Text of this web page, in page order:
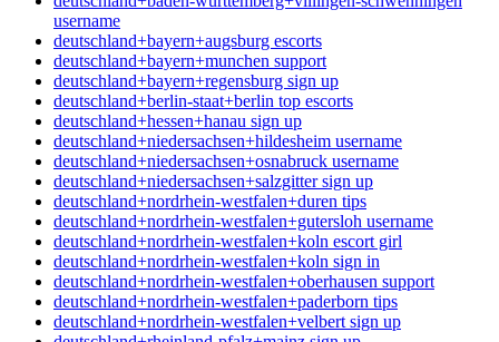
username
deutschland+bayern+augsburg escorts
deutschland+bayern+munchen support
deutschland+bayern+regensburg sign up
deutschland+berlin-staat+berlin top escorts
deutschland+hessen+hanau sign up
deutschland+niedersachsen+hildesheim username
deutschland+niedersachsen+osnabruck username
deutschland+niedersachsen+salzgitter sign up
deutschland+nordrhein-westfalen+duren tips
deutschland+nordrhein-westfalen+gutersloh username
deutschland+nordrhein-westfalen+koln escort girl
deutschland+nordrhein-westfalen+koln sign in
deutschland+nordrhein-westfalen+oberhausen support
deutschland+nordrhein-westfalen+paderborn tips
deutschland+nordrhein-westfalen+velbert sign up